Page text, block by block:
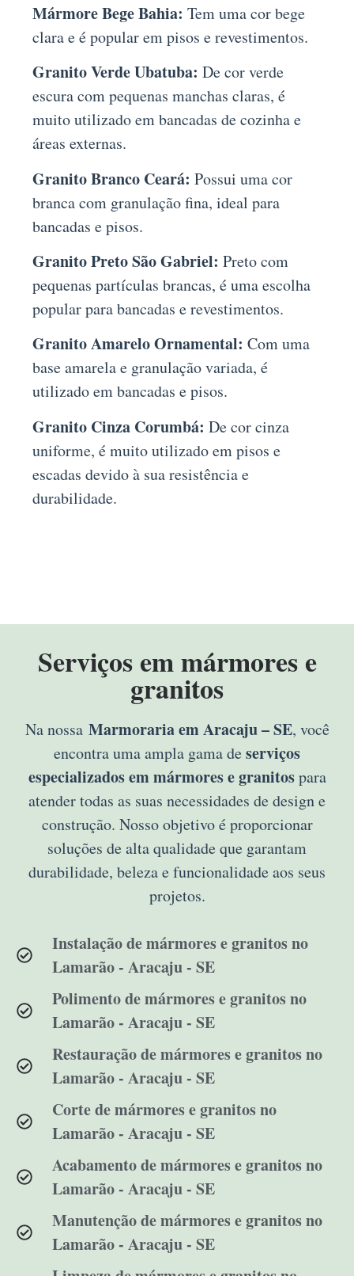
Mármore Bege Bahia: Tem uma cor bege
clara e é popular em pisos e revestimentos.
Granito Verde Ubatuba: De cor verde
escura com pequenas manchas claras, é
muito utilizado em bancadas de cozinha e
áreas externas.
Granito Branco Ceará: Possui uma cor
branca com granulação fina, ideal para
bancadas e pisos.
Granito Preto São Gabriel: Preto com
pequenas partículas brancas, é uma escolha
popular para bancadas e revestimentos.
Granito Amarelo Ornamental: Com uma
base amarela e granulação variada, é
utilizado em bancadas e pisos.
Granito Cinza Corumbá: De cor cinza
uniforme, é muito utilizado em pisos e
escadas devido à sua resistência e
durabilidade.
Serviços em mármores e
granitos
Na nossa Marmoraria em Aracaju – SE, você
encontra uma ampla gama de serviços
especializados em mármores e granitospara
atender todas as suas necessidades de design e
construção. Nosso objetivo é proporcionar
soluções de alta qualidade que garantam
durabilidade, beleza e funcionalidade aos seus
projetos.
Instalação de mármores e granitos no
Lamarão - Aracaju - SE
Polimento de mármores e granitos no
Lamarão - Aracaju - SE
Restauração de mármores e granitos no
Lamarão - Aracaju - SE
Corte de mármores e granitos no
Lamarão - Aracaju - SE
Acabamento de mármores e granitos no
Lamarão - Aracaju - SE
Manutenção de mármores e granitos no
Lamarão - Aracaju - SE